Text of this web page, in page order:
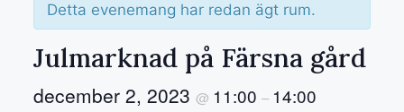
Detta evenemang har redan ägt rum.
Julmarknad på Färsna gård
december 2, 2023 @ 11:00 – 14:00